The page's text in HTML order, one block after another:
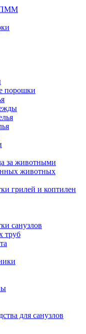
ПММ
порошки
за животными
животных
грилей и коптилен
санузлов
труб
для санузлов